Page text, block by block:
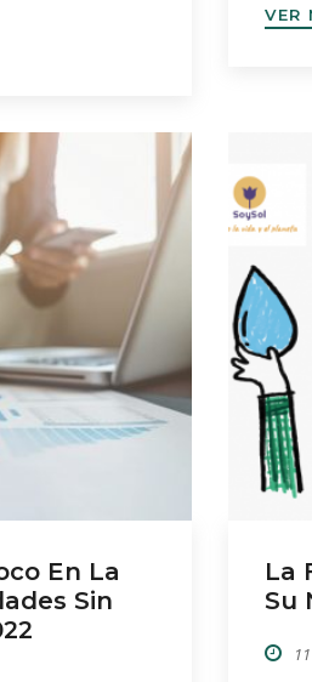
sin
a […]
VER
En La
Sin
La
Su